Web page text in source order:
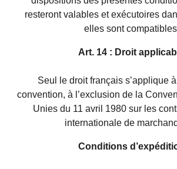
resteront valables et exécutoires
elles sont
Art. 14 : Droit
Seul le droit français s’applique
convention, à l’exclusion de la
Unies du 11 avril 1980 sur les
internationale de
Conditions